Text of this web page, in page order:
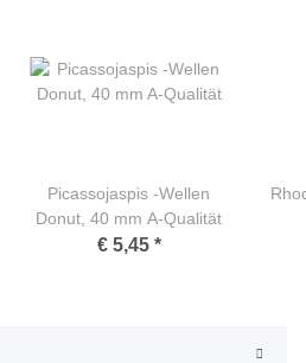
Picassojaspis -Wellen
Donut, 40 mm A-Qualität
€ 5,45 *